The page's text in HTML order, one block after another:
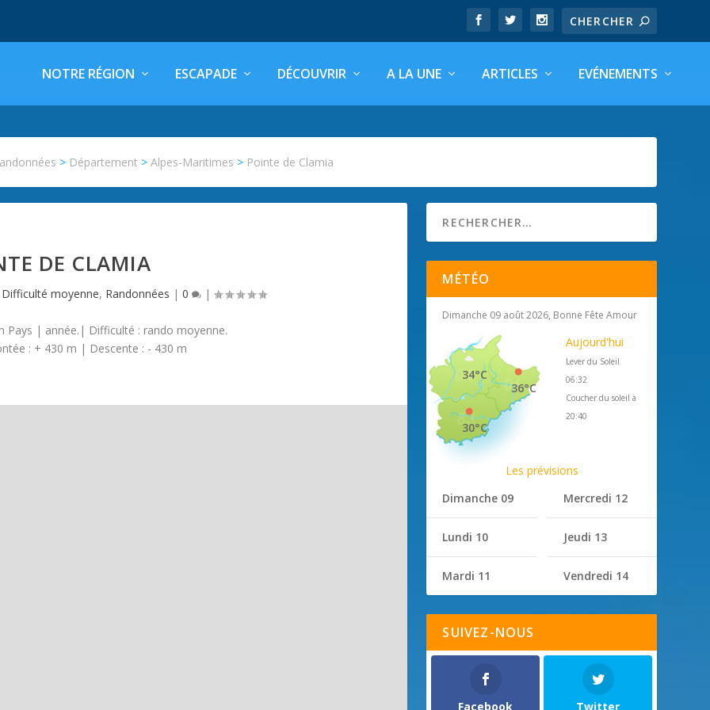
NOTRE RÉGION ESCAPADE DÉCOUVRIR A LA UNE ARTICLES EVÉNEMENTS
> Département >Alpes-Maritimes > Pointe de Clamia
DE CLAMIA
Difficulté moyenne, Randonnées | 0 |
Pays | année.| Difficulté : rando moyenne.
: + 430 m | Descente : - 430 m
MÉTÉO
Dimanche 09 août 2026, Bonne Fête Amour
36°C
34°C
30°C
Aujourd'hui
Lever du Soleil
06:32
Coucher du soleil à
20:40
Les prévisions
Dimanche 09
Lundi 10
Mardi 11
Mercredi 12
Jeudi 13
Vendredi 14
SUIVEZ-NOUS
Facebook Twitter